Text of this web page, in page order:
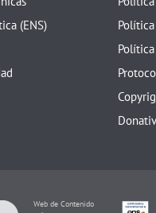
(ENS)
Web de Contenido